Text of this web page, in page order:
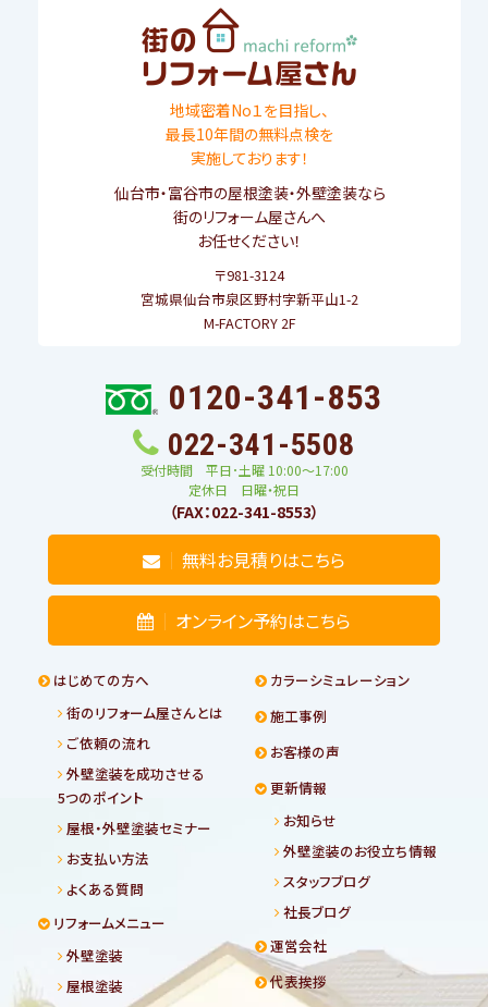
地域密着No１を目指し、
最長10年間の無料点検を
実施しております！
仙台市・富谷市の屋根塗装・外壁塗装なら
街のリフォーム屋さんへ
お任せください！
〒981-3124
宮城県仙台市泉区野村字新平山1-2
M-FACTORY 2F
0120-341-853
022-341-5508
受付時間 平日･土曜 10:00〜17:00
定休日 日曜・祝日
（FAX：022-341-8553）
無料お見積りはこちら
オンライン予約はこちら
はじめての方へ
街のリフォーム屋さんとは
ご依頼の流れ
外壁塗装を成功させる
5つのポイント
屋根・外壁塗装セミナー
お支払い方法
よくある質問
リフォームメニュー
外壁塗装
屋根塗装
カラーシミュレーション
施工事例
お客様の声
更新情報
お知らせ
外壁塗装のお役立ち情報
スタッフブログ
社長ブログ
運営会社
代表挨拶